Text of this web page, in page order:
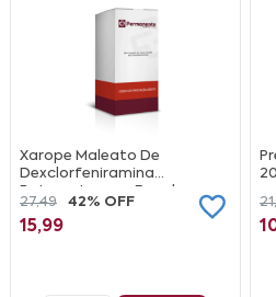
Xarope Maleato De
Dexclorfeniramina
Betametasona Framboesa
Ems Caixa 120Ml Copo
Medida
27,49 42% OFF
15,99